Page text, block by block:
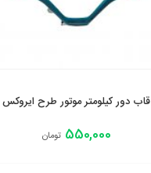
قاب دور کیلومتر موتور طرح ایروکس
550,000 تومان